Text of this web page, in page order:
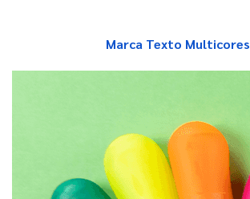
Marca Texto Multicores